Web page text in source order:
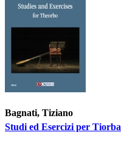
Bagnati, Tiziano
Studi ed Esercizi per Tiorba